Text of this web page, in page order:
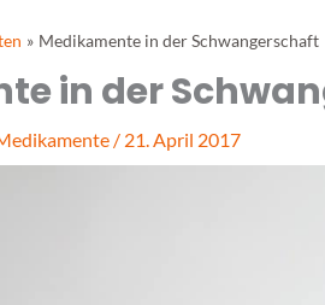
Medikamente in der Schwangerschaft
in der
/ 21. April 2017